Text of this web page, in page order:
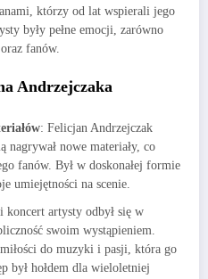
którzy od lat wspierali jego
były pełne emocji, zarówno
fanów.
Andrzejczaka
: Felicjan Andrzejczak
nagrywał nowe materiały, co
fanów. Był w doskonałej formie
umiejętności na scenie.
koncert artysty odbył się w
swoim wystąpieniem.
do muzyki i pasji, która go
był hołdem dla wieloletniej